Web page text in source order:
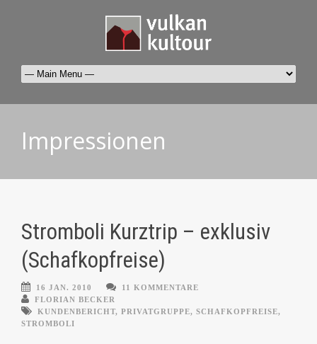
Impressionen
Stromboli Kurztrip – exklusiv
(Schafkopfreise)
16 JAN. 2010
11 KOMMENTARE
FLORIAN BECKER
KUNDENBERICHT, PRIVATGRUPPE, SCHAFKOPFREISE,
STROMBOLI